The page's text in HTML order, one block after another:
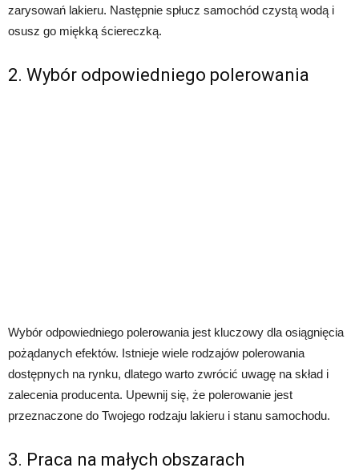
zarysowań lakieru. Następnie spłucz samochód czystą wodą i
osusz go miękką ściereczką.
2. Wybór odpowiedniego polerowania
Wybór odpowiedniego polerowania jest kluczowy dla osiągnięcia
pożądanych efektów. Istnieje wiele rodzajów polerowania
dostępnych na rynku, dlatego warto zwrócić uwagę na skład i
zalecenia producenta. Upewnij się, że polerowanie jest
przeznaczone do Twojego rodzaju lakieru i stanu samochodu.
3. Praca na małych obszarach